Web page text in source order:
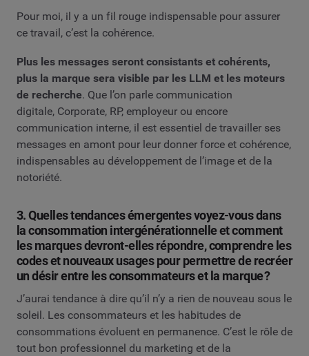
Pour moi, il y a un fil rouge indispensable pour assurer
ce travail, c’est la cohérence.
Plus les messages seront consistants et cohérents,
plus la marque sera visible par les LLM et les moteurs
de recherche. Que l’on parle communication
digitale, Corporate, RP, employeur ou encore
communication interne, il est essentiel de travailler ses
messages en amont pour leur donner force et cohérence,
indispensables au développement de l’image et de la
notoriété.
3. Quelles tendances émergentes voyez-vous dans
la consommation intergénérationnelle et comment
les marques devront-elles répondre, comprendre les
codes et nouveaux usages pour permettre de recréer
un désir entre les consommateurs et la marque ?
J’aurai tendance à dire qu’il n’y a rien de nouveau sous le
soleil. Les consommateurs et les habitudes de
consommations évoluent en permanence. C’est le rôle de
tout bon professionnel du marketing et de la